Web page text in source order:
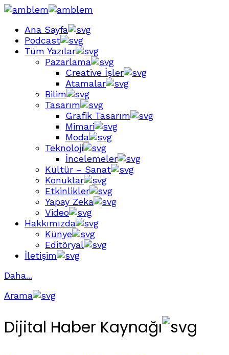
Ana Sayfa
Podcast
Tüm Yazılar
Pazarlama
Creative İşler
Atamalar
Bilim
Tasarım
Grafik Tasarım
Mimari
Moda
Teknoloji
İncelemeler
Kültür – Sanat
Konuklar
Etkinlikler
Yapay Zeka
Video
Hakkımızda
Künye
Editöryal
İletişim
Daha...
Arama
Dijital Haber Kaynağı